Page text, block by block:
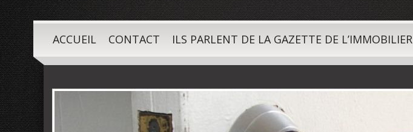
ACCUEIL CONTACT ILS PARLENT DE LA GAZETTE DE L’IMMOBILIER